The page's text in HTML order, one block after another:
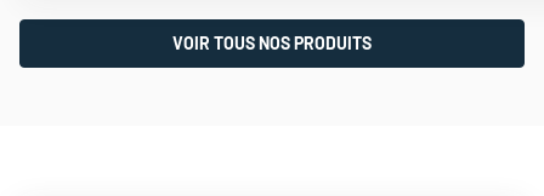
VOIR TOUS NOS PRODUITS